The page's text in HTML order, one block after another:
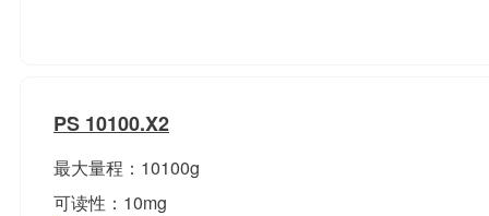
PS 10100.X2
最大量程：10100g
可读性：10mg